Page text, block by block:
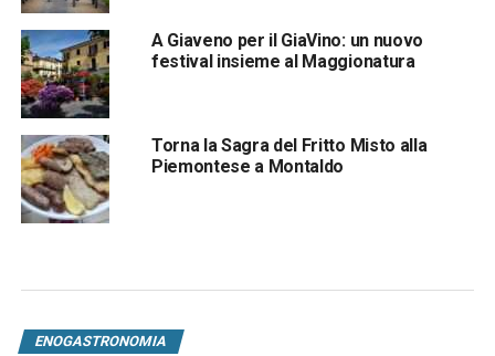
A Giaveno per il GiaVino: un nuovo
festival insieme al Maggionatura
Torna la Sagra del Fritto Misto alla
Piemontese a Montaldo
ENOGASTRONOMIA